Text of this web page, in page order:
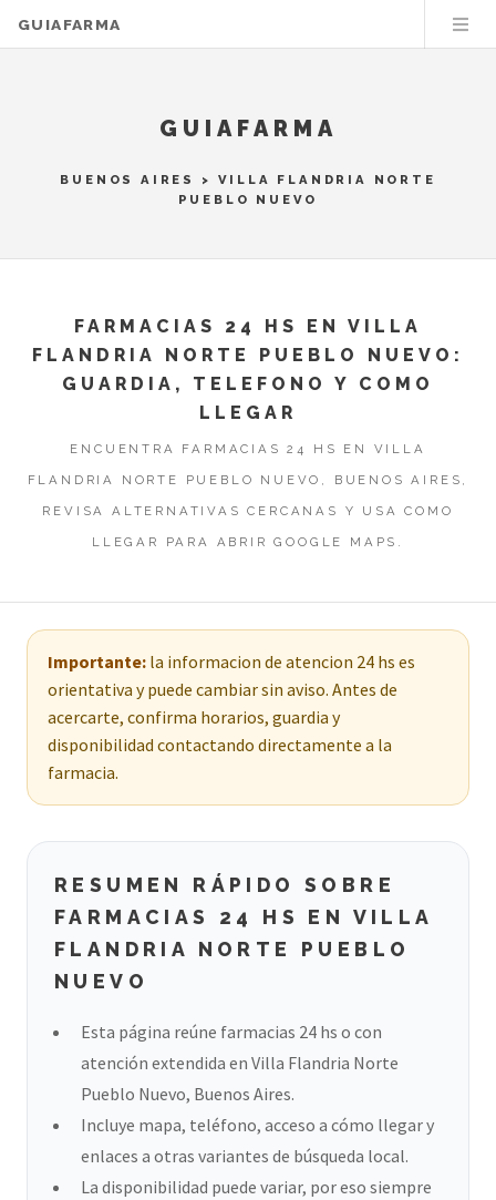
GUIAFARMA
GUIAFARMA
BUENOS AIRES > VILLA FLANDRIA NORTE
PUEBLO NUEVO
FARMACIAS 24 HS EN VILLA
FLANDRIA NORTE PUEBLO NUEVO:
GUARDIA, TELEFONO Y COMO
LLEGAR
ENCUENTRA FARMACIAS 24 HS EN VILLA
FLANDRIA NORTE PUEBLO NUEVO, BUENOS AIRES,
REVISA ALTERNATIVAS CERCANAS Y USA COMO
LLEGAR PARA ABRIR GOOGLE MAPS.
Importante:la informacion de atencion 24 hs es
orientativa y puede cambiar sin aviso. Antes de
acercarte, confirma horarios, guardia y
disponibilidad contactando directamente a la
farmacia.
RESUMEN RÁPIDO SOBRE
FARMACIAS 24 HS EN VILLA
FLANDRIA NORTE PUEBLO
NUEVO
Esta página reúne farmacias 24 hs o con
atención extendida en Villa Flandria Norte
Pueblo Nuevo, Buenos Aires.
Incluye mapa, teléfono, acceso a cómo llegar y
enlaces a otras variantes de búsqueda local.
La disponibilidad puede variar, por eso siempre